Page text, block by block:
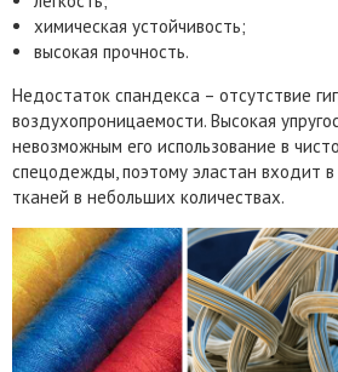
химическая устойчивость;
высокая прочность.
Недостаток спандекса – отсутствие
воздухопроницаемости. Высокая
невозможным его использование в
спецодежды, поэтому эластан входит в
тканей в небольших количествах.